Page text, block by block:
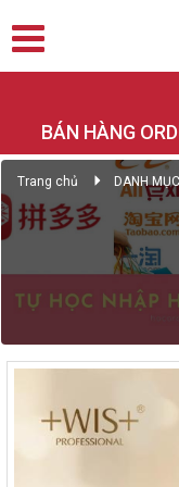
BÁN HÀNG
Trang chủ DANH